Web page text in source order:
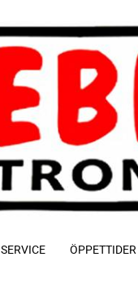
SERVICE ÖPPETTIDER